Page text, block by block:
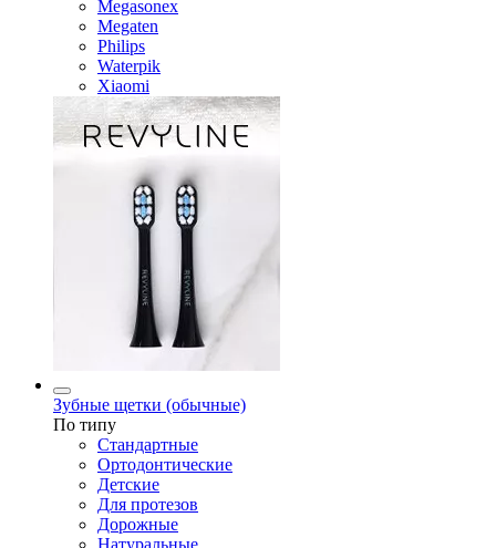
Megasonex
Megaten
Philips
Waterpik
Xiaomi
Зубные щетки (обычные)
По типу
Стандартные
Ортодонтические
Детские
Для протезов
Дорожные